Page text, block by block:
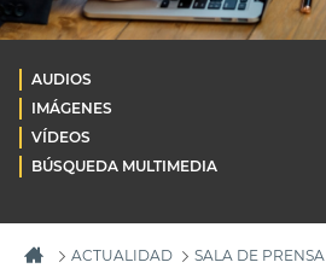
AUDIOS
IMÁGENES
VÍDEOS
BÚSQUEDA MULTIMEDIA
ACTUALIDAD
SALA DE PRENSA